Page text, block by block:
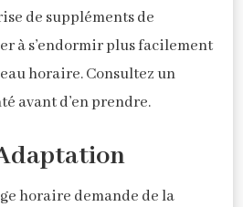
de suppléments de
à s’endormir plus facilement
horaire. Consultez un
avant d’en prendre.
horaire demande de la